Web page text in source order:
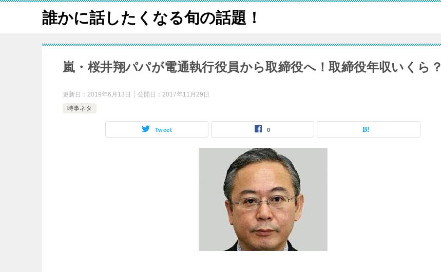
誰かに話したくなる旬の話題！
嵐・桜井翔パパが電通執行役員から取締役へ！取締役年収いくら？
更新日： 2019年6月13日 公開日： 2017年11月29日
時事ネタ
Tweet 0